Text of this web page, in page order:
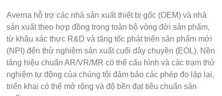
Averna hỗ trợ các nhà sản xuất thiết bị gốc (OEM) và nhà
sản xuất theo hợp đồng trong toàn bộ vòng đời sản phẩm,
từ khâu xác thực R&D và tăng tốc phát triển sản phẩm mới
(NPI) đến thử nghiệm sản xuất cuối dây chuyền (EOL). Nền
tảng hiệu chuẩn AR/VR/MR có thể cấu hình và các trạm thử
nghiệm tự động của chúng tôi đảm bảo các phép đo lặp lại,
triển khai có thể mở rộng và độ bền đạt tiêu chuẩn sản